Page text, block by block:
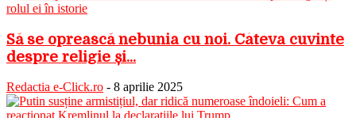
Să se oprească nebunia cu noi. Câteva cuvinte
despre religie și...
Redactia e-Click.ro - 8 aprilie 2025